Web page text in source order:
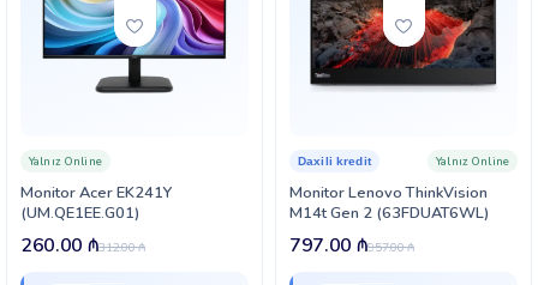
Monitor Acer EK241Y
(UM.QE1EE.G01)
Yalnız Online
312.00₼
260.00 ₼
Monitor Lenovo ThinkVision
M14t Gen 2 (63FDUAT6WL)
Daxili kredit Yalnız Online
957.00₼
797.00 ₼